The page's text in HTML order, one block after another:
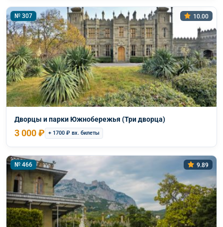
№ 307 10.00
Дворцы и парки Южнобережья (Три дворца)
3 000 ₽ + 1700 ₽ вх. билеты
№ 466 9.89